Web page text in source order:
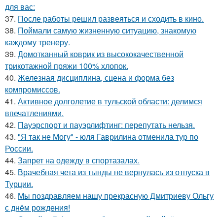
для вас:
37. После работы решил развеяться и сходить в кино.
38. Поймали самую жизненную ситуацию, знакомую
каждому тренеру.
39. Домотканный коврик из высококачественной
трикотажной пряжи 100% хлопок.
40. Железная дисциплина, сцена и форма без
компромиссов.
41. Активное долголетие в тульской области: делимся
впечатлениями.
42. Пауэрспорт и пауэрлифтинг: перепутать нельзя.
43. "Я так не Могу" - юля Гаврилина отменила тур по
России.
44. Запрет на одежду в спортазалах.
45. Врачебная чета из тынды не вернулась из отпуска в
Турции.
46. Мы поздравляем нашу прекрасную Дмитриеву Ольгу
с днём рождения!